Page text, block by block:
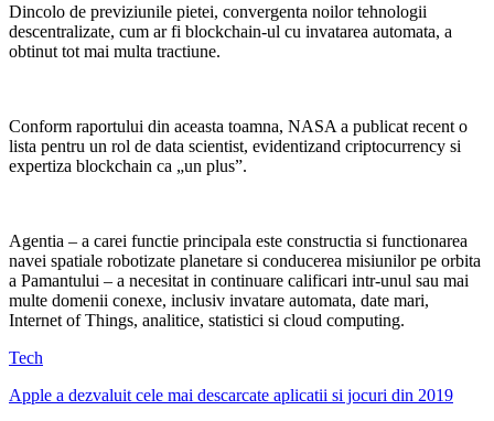
Dincolo de previziunile pietei, convergenta noilor tehnologii
descentralizate, cum ar fi blockchain-ul cu invatarea automata, a
obtinut tot mai multa tractiune.
Conform raportului din aceasta toamna, NASA a publicat recent o
lista pentru un rol de data scientist, evidentizand criptocurrency si
expertiza blockchain ca „un plus”.
Agentia – a carei functie principala este constructia si functionarea
navei spatiale robotizate planetare si conducerea misiunilor pe orbita
a Pamantului – a necesitat in continuare calificari intr-unul sau mai
multe domenii conexe, inclusiv invatare automata, date mari,
Internet of Things, analitice, statistici si cloud computing.
Tech
Apple a dezvaluit cele mai descarcate aplicatii si jocuri din 2019